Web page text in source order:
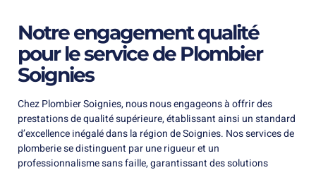
Notre engagement qualité
pour le service de Plombier
Soignies
Chez Plombier Soignies, nous nous engageons à offrir des
prestations de qualité supérieure, établissant ainsi un standard
d’excellence inégalé dans la région de Soignies. Nos services de
plomberie se distinguent par une rigueur et un
professionnalisme sans faille, garantissant des solutions